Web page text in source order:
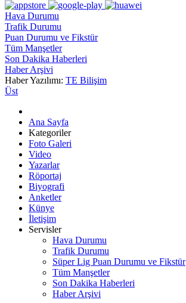
Hava Durumu
Trafik Durumu
Puan Durumu ve Fikstür
Tüm Manşetler
Son Dakika Haberleri
Haber Arşivi
Haber Yazılımı: TE Bilişim
Üst
Ana Sayfa
Kategoriler
Foto Galeri
Video
Yazarlar
Röportaj
Biyografi
Anketler
Künye
İletişim
Servisler
Hava Durumu
Trafik Durumu
Süper Lig Puan Durumu ve Fikstür
Tüm Manşetler
Son Dakika Haberleri
Haber Arşivi